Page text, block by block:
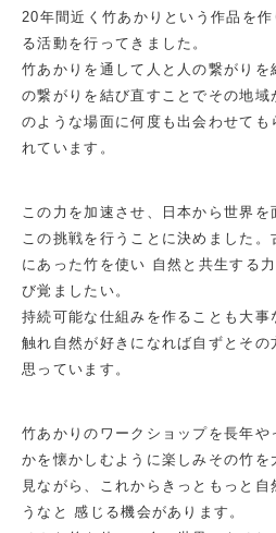
20年間近く竹あかりという作品を
る活動を行ってきました。
竹あかりを通して人と人の繋がり
の繋がりを結び直すことでその地
のような場面に何度も出会わせても
れています。
この力を加速させ、日本から世界
この挑戦を行うことに決めました
にあった竹を使い 自然と共生する
び覚ましたい。
持続可能な仕組みを作ることも大事
触れ自然が好きになれば自ずとその
思っています。
竹あかりのワークショップを長年
かを懐かしむように楽しみその竹を
見ながら、これからきっともっと
うなと 感じる機会があります。